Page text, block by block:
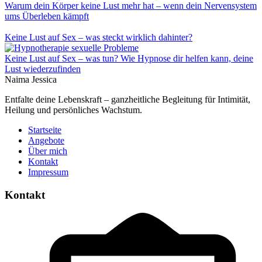
Warum dein Körper keine Lust mehr hat – wenn dein Nervensystem
ums Überleben kämpft
Keine Lust auf Sex – was steckt wirklich dahinter?
Keine Lust auf Sex – was tun? Wie Hypnose dir helfen kann, deine
Lust wiederzufinden
Naima Jessica
Entfalte deine Lebenskraft – ganzheitliche Begleitung für Intimität,
Heilung und persönliches Wachstum.
Startseite
Angebote
Über mich
Kontakt
Impressum
Kontakt